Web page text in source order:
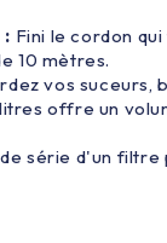
: Fini le cordon
10 mètres.
vos suceurs,
offre un
série d'un filtre